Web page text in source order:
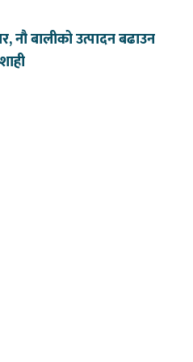
नौ बालीको उत्पादन बढाउन